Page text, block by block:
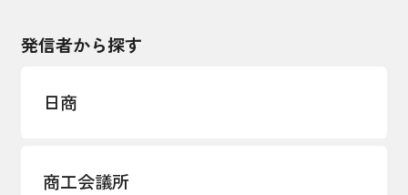
発信者から探す
日商
商工会議所